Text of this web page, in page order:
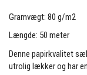
Gramvægt: 80 g/m2
Længde: 50 meter
Denne papirkvalitet
utrolig lækker og har